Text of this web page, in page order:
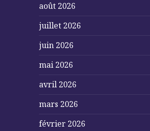
août 2026
juillet 2026
juin 2026
mai 2026
avril 2026
mars 2026
février 2026